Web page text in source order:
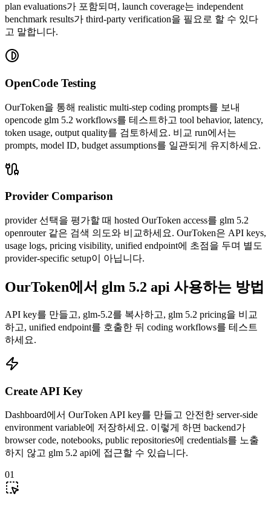
plan evaluations가 포함되며, launch coverage는 independent
benchmark results가 third-party verification을 필요로 할 수 있다
고 말합니다.
OpenCode Testing
OurToken을 통해 realistic multi-step coding prompts를 보내
opencode glm 5.2 workflows를 테스트하고 tool behavior, latency,
token usage, output quality를 검토하세요. 비교 run에서는
prompts, model ID, budget assumptions를 일관되게 유지하세요.
Provider Comparison
provider 선택을 평가할 때 hosted OurToken access를 glm 5.2
openrouter 같은 검색 의도와 비교하세요. OurToken은 API keys,
usage logs, pricing visibility, unified endpoint에 초점을 두며 별도
provider-specific setup이 아닙니다.
OurToken에서 glm 5.2 api 사용하는 방법
API key를 만들고, glm-5.2를 복사하고, glm 5.2 pricing을 비교
하고, unified endpoint를 호출한 뒤 coding workflows를 테스트
하세요.
Create API Key
Dashboard에서 OurToken API key를 만들고 안전한 server-side
environment variable에 저장하세요. 이렇게 하면 backend가
browser code, notebooks, public repositories에 credentials를 노출
하지 않고 glm 5.2 api에 접근할 수 있습니다.
01